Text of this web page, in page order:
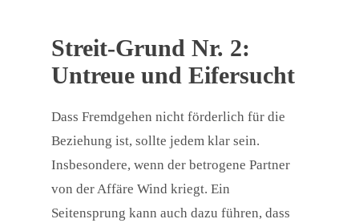
Streit-Grund Nr. 2:
Untreue und Eifersucht
Dass Fremdgehen nicht förderlich für die
Beziehung ist, sollte jedem klar sein.
Insbesondere, wenn der betrogene Partner
von der Affäre Wind kriegt. Ein
Seitensprung kann auch dazu führen, dass